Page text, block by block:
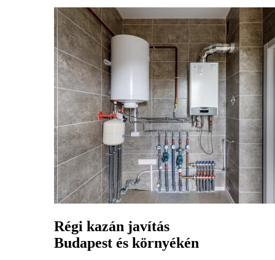
Régi kazán javítás
Budapest és környékén